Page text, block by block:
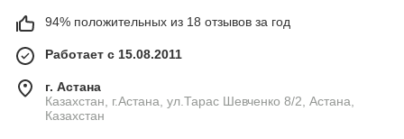
94% положительных из 18 отзывов за год
Работает с 15.08.2011
г. Астана
Казахстан, г.Астана, ул.Тарас Шевченко 8/2, Астана,
Казахстан